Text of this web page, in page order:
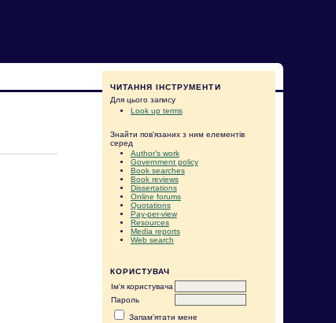
ЧИТАННЯ ІНСТРУМЕНТИ
Для цього запису
Look up terms
Знайти пов'язаних з ним елементів
серед
Author's work
Government policy
Book searches
Book reviews
Dissertations
Online forums
Quotations
Pay-per-view
Resources
Media reports
Web search
КОРИСТУВАЧ
Ім'я користувача
Пароль
Запам'ятати мене